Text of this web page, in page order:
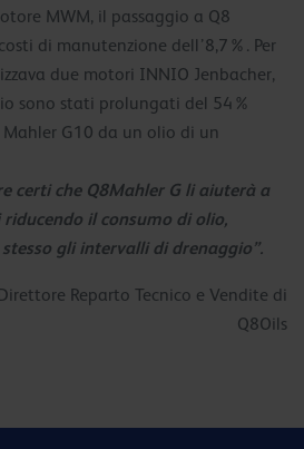
MWM, il passaggio a Q8
di manutenzione dell’8,7%. Per
due motori INNIO Jenbacher,
sono stati prolungati del 54%
G10 da un olio di un
certi che Q8Mahler G li aiuterà a
il consumo di olio,
gli intervalli di drenaggio”.
Reparto Tecnico e Vendite di
Q8Oils